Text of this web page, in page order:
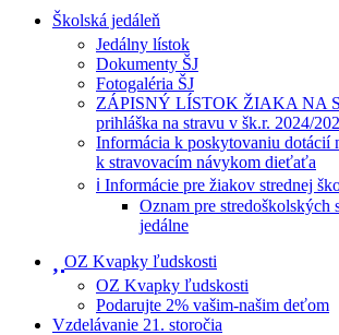
Školská jedáleň
Jedálny lístok
Dokumenty ŠJ
Fotogaléria ŠJ
ZÁPISNÝ LÍSTOK ŽIAKA NA
prihláška na stravu v šk.r. 2024/
Informácia k poskytovaniu dotácií
k stravovacím návykom dieťaťa
ℹ️ Informácie pre žiakov strednej
Oznam pre stredoškolských
jedálne
OZ Kvapky ľudskosti
OZ Kvapky ľudskosti
Podarujte 2% vašim-našim deťom
Vzdelávanie 21. storočia